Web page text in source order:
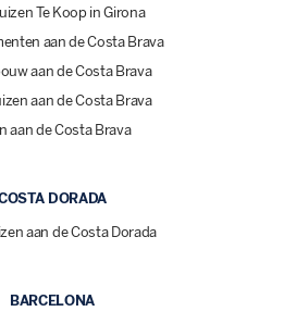
Te Koop in Girona
aan de Costa Brava
aan de Costa Brava
aan de Costa Brava
aan de Costa Brava
DORADA
aan de Costa Dorada
BARCELONA